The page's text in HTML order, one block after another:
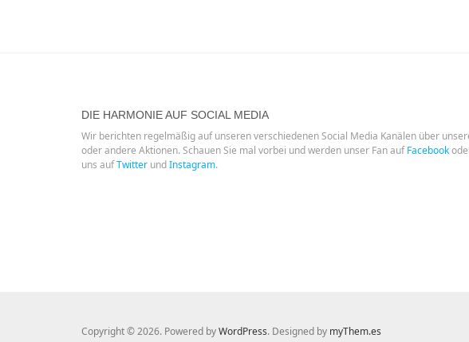
DIE HARMONIE AUF SOCIAL MEDIA
Wir berichten regelmäßig auf unseren verschiedenen Social Media Kanälen über
oder andere Aktionen. Schauen Sie mal vorbei und werden unser Fan aufFacebook
uns aufTwitter undInstagram.
Copyright © 2026. Powered byWordPress. Designed by myThem.es